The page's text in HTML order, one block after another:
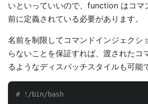
いといっていいので、function はコマ
前に定義されている必要があります。
名前を制限してコマンドインジェクシ
らないことを保証すれば、渡されたコ
るようなディスパッチスタイルも可能
# !/bin/bash